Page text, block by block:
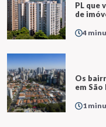
PL que
de
4
Os
em São
1